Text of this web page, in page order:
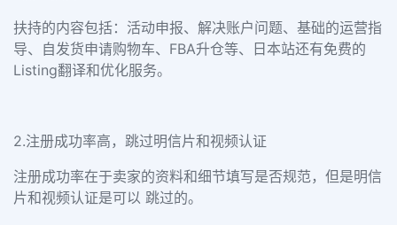
扶持的内容包括：活动申报、解决账户问题、基础的运营指
导、自发货申请购物车、FBA升仓等、日本站还有免费的
Listing翻译和优化服务。
2.注册成功率高，跳过明信片和视频认证
注册成功率在于卖家的资料和细节填写是否规范，但是明信
片和视频认证是可以 跳过的。